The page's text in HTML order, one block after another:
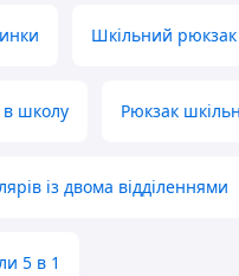
Шкільний
в школу Рюкзак
із двома відділеннями
5 в 1